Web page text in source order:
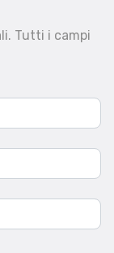
Tutti i campi